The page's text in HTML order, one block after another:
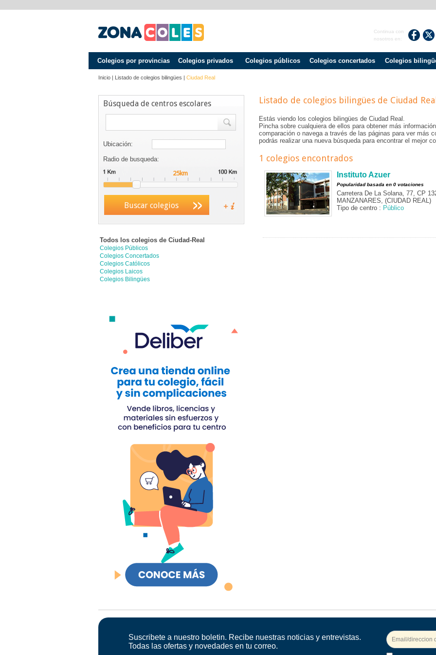
Continua con
nosotros en:
Colegios por provincias Colegios privados Colegios públicos Colegios concertados Colegios
Inicio | Listado de colegios bilingües | Ciudad Real
Búsqueda de centros escolares
Ubicación:
Radio de busqueda:
Buscar colegios
Todos los colegios de Ciudad-Real
Colegios Públicos
Colegios Concertados
Colegios Católicos
Colegios Laicos
Colegios Bilingües
Listado de colegios bilingües de Ciudad Real
Estás viendo los colegios bilingües de Ciudad Real .
Pincha sobre cualquiera de ellos para obtener más
comparación o navega a través de las páginas para ver más
podrás realizar una nueva búsqueda para encontrar el mejor
1 colegios encontrados
Instituto Azuer
Popularidad basada en 0 votaciones
Carretera De La Solana, 77, CP
MANZANARES, (CIUDAD REAL)
Tipo de centro : Público
Suscribete a nuestro boletin. Recibe nuestras noticias y entrevistas.
Todas las ofertas y novedades en tu correo.